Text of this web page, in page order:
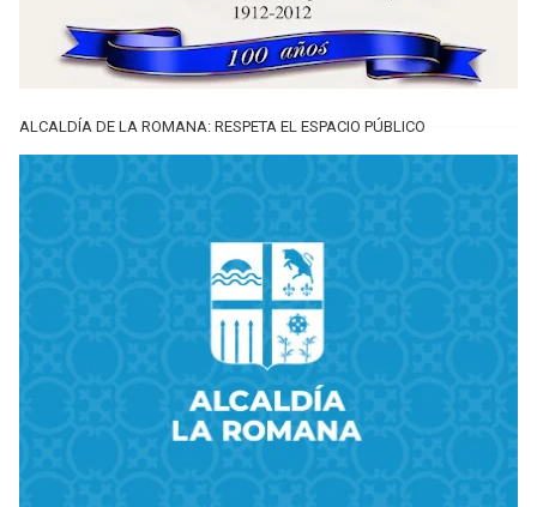
ALCALDÍA DE LA ROMANA: RESPETA EL ESPACIO PÚBLICO